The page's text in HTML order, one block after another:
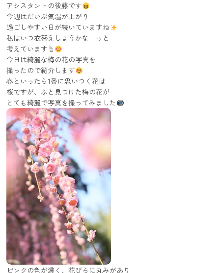
アシスタントの後藤です
今週はだいぶ気温が上がり
過ごしやすい日が続いていますね
私はいつ衣替えしようかなーっと
考えています☝
今日は綺麗な梅の花の写真を
撮ったので紹介します
春といったら1番に思いつく花は
桜ですが、ふと見つけた梅の花が
とても綺麗で写真を撮ってみました
ピンクの色が濃く、花びらに丸みがあり